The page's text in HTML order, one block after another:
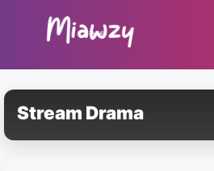
conteúdo
Stream Drama